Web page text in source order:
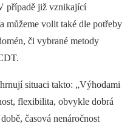
případě již vznikající
můžeme volit také dle potřeby
či vybrané metody
situaci takto: „Výhodami
flexibilita, obvykle dobrá
časová nenáročnost